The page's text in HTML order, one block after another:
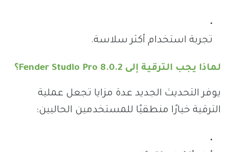
تجربة استخدام أكثر سلاسة.
لماذا يجب الترقية إلى Fender Studio Pro 8.0.2؟
يوفر التحديث الجديد عدة مزايا تجعل عملية
الترقية خيارًا منطقيًا للمستخدمين الحاليين: